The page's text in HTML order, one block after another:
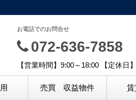
お電話でのお問合せ
072-636-7858
【営業時間】9:00～18:00 【定休日
売買 収益物件